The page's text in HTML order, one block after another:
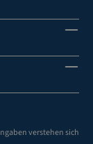
verstehen sich